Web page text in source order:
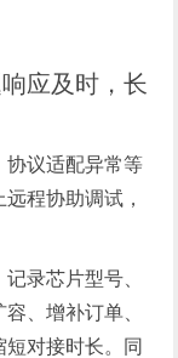
应及时，长
协议适配异常等
程协助调试，
录芯片型号、
、增补订单、
对接时长。同